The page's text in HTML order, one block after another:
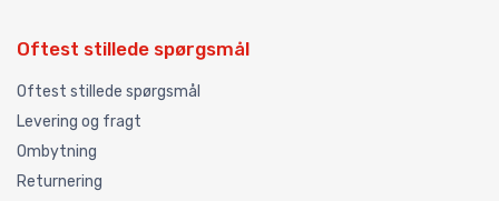
Oftest stillede spørgsmål
Oftest stillede spørgsmål
Levering og fragt
Ombytning
Returnering